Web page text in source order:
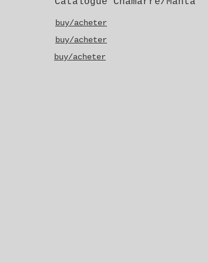
buy/acheter
buy/acheter
buy/acheter